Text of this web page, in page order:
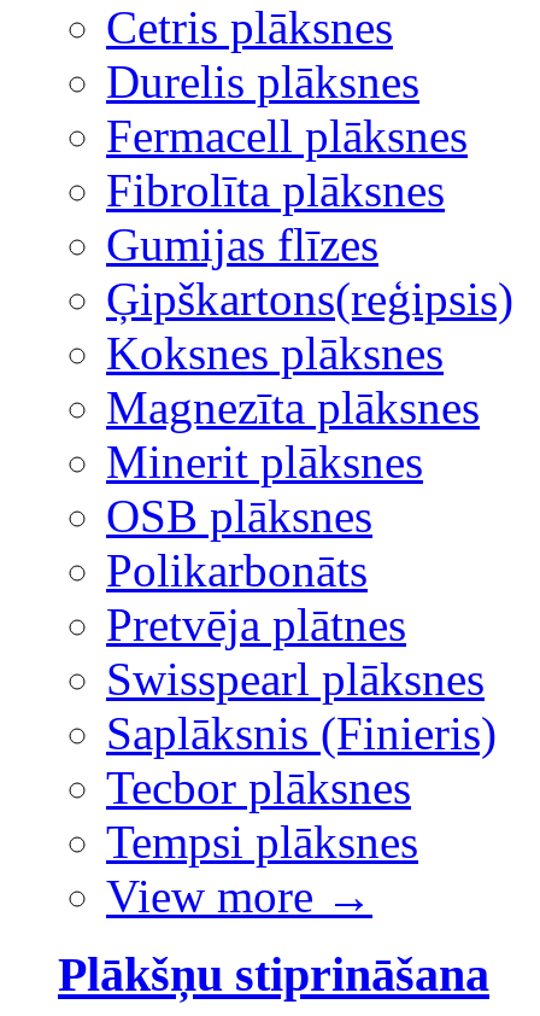
Cetris plāksnes
Durelis plāksnes
Fermacell plāksnes
Fibrolīta plāksnes
Gumijas flīzes
Ģipškartons(reģipsis)
Koksnes plāksnes
Magnezīta plāksnes
Minerit plāksnes
OSB plāksnes
Polikarbonāts
Pretvēja plātnes
Swisspearl plāksnes
Saplāksnis (Finieris)
Tecbor plāksnes
Tempsi plāksnes
View more →
Plākšņu stiprināšana